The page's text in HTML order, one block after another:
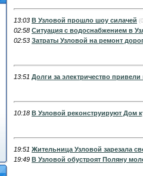
13:03 В Узловой прошло шоу силачей
02:58 Ситуация с водоснабжением в
02:53 Затраты Узловой на ремонт
13:51 Долги за электричество
10:18 В Узловой реконструируют Дом
19:51 Жительница Узловой зарезала
19:49 В Узловой обустроят Поляну